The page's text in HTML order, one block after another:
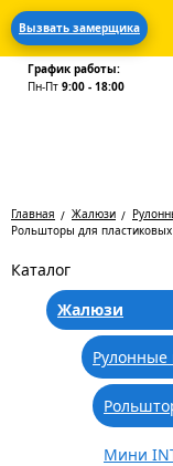
Вызвать замерщика
График работы:
Пн-Пт 9:00 - 18:00
Главная Жалюзи
Рольшторы для
Каталог
Жалюзи
Мини